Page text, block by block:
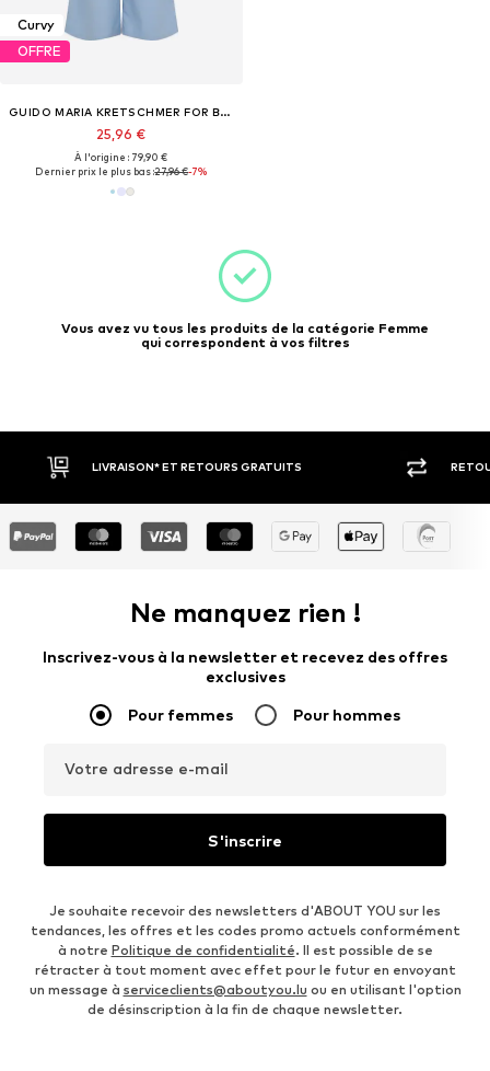
Curvy
OFFRE
GUIDO MARIA KRETSCHMER FOR BRIDGERTON
25,96 €
À l'origine : 79,90 €
Dernier prix le plus bas :27,96 €-7%
Vous avez vu tous les produits de la catégorie Femme
qui correspondent à vos filtres
RETOUR SOUS 30 JOURS LARGE
Ne manquez rien !
Inscrivez-vous à la newsletter et recevez des offres
exclusives
Pour femmes Pour hommes
Votre adresse e-mail
S'inscrire
Je souhaite recevoir des newsletters d'ABOUT YOU sur les
tendances, les offres et les codes promo actuels conformément
à notre Politique de confidentialité. Il est possible de se
rétracter à tout moment avec effet pour le futur en envoyant
un message à serviceclients@aboutyou.lu ou en utilisant l'option
de désinscription à la fin de chaque newsletter.